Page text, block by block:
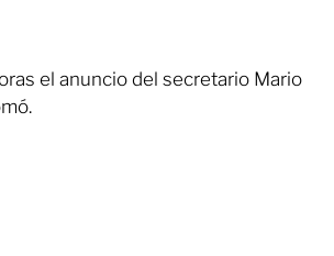
el anuncio del secretario Mario